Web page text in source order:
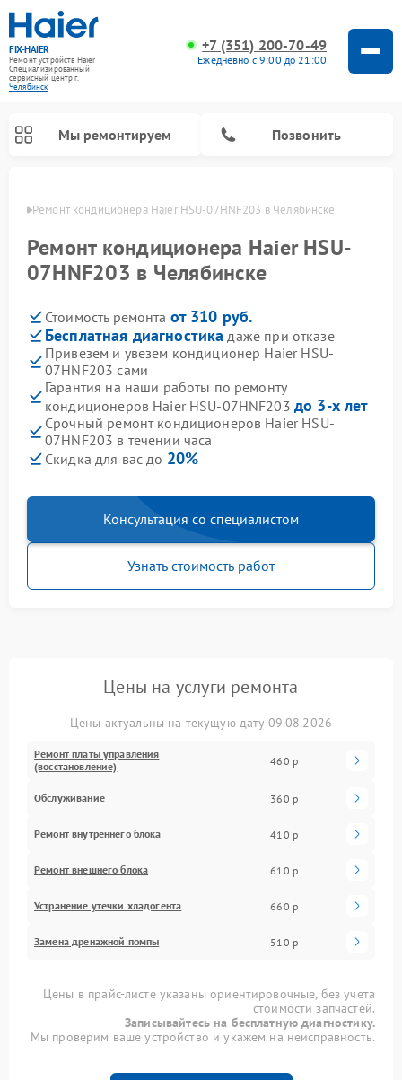
FIX-HAIER
Ремонт устройств Haier
Специализированный
cервисный центр г.
Челябинск
+7 (351) 200-70-49
Ежедневно с 9:00 до 21:00
Мы ремонтируем Позвонить
Ремонт кондиционера Haier HSU-07HNF203 в Челябинске
Ремонт кондиционера Haier HSU-
07HNF203 в Челябинске
Стоимость ремонта от 310 руб.
Бесплатная диагностика даже при отказе
Привезем и увезем кондиционер Haier HSU-
07HNF203 сами
Гарантия на наши работы по ремонту
кондиционеров Haier HSU-07HNF203 до 3-х лет
Срочный ремонт кондиционеров Haier HSU-
07HNF203 в течении часа
Скидка для вас до 20%
Консультация со специалистом
Узнать стоимость работ
Цены на услуги ремонта
Цены актуальны на текущую дату 09.08.2026
Ремонт платы управления
(восстановление)
460 р
Обслуживание 360 р
Ремонт внутреннего блока 410 р
Ремонт внешнего блока 610 р
Устранение утечки хладогента 660 р
Замена дренажной помпы 510 р
Цены в прайс-листе указаны ориентировочные, без учета
стоимости запчастей.
Записывайтесь на бесплатную диагностику.
Мы проверим ваше устройство и укажем на неисправность.